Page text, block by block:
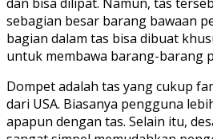
sebagian besar barang bawaan
bagian dalam tas bisa dibuat
untuk membawa barang-barang
Dompet adalah tas yang cukup
dari USA. Biasanya pengguna
apapun dengan tas. Selain itu,